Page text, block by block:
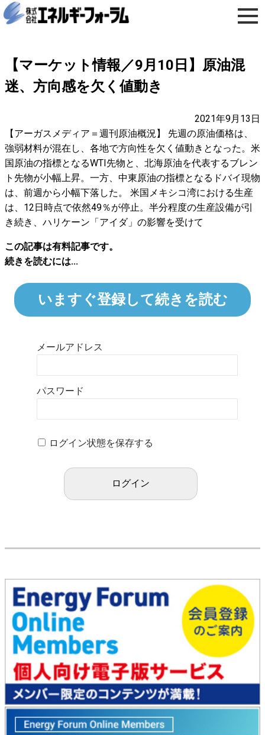
【マーケット情報／9月10日】原油混
迷、方向感を欠く値動き
2021年9月13日
【アーガスメディア＝週刊原油概況】 先週の原油価格は、
強弱材料が混在し、各地で方向性を欠く値動きとなった。米
国原油の指標となるWTI先物と、北海原油を代表するブレン
ト先物が小幅上昇。一方、中東原油の指標となるドバイ現物
は、前週から小幅下落した。 米国メキシコ湾における生産
は、12日時点で依然49％が停止。半分程度の生産設備が引
き続き、ハリケーン「アイダ」の影響を受けて
この記事は有料記事です。
続きを読むには...
いますぐ登録して続きを読む
メールアドレス
パスワード
ログイン状態を保存する